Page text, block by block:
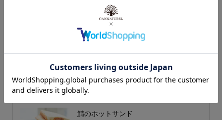
2025.07.15 No.38
2025.07.15
鯖のホットサンド